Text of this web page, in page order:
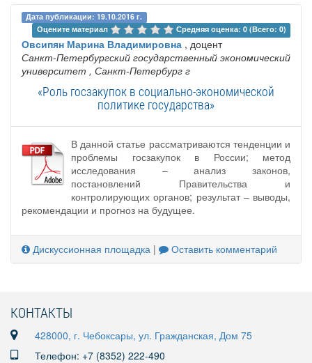
Дата публикации: 19.10.2016 г.
Оцените материал
Средняя оценка: 0 (Всего: 0)
Овсипян Марина Владимировна , доцент
Санкт-Петербургский государственный экономический
университет , Санкт-Петербург г
«Роль госзакупок в социально-экономической
политике государства»
В данной статье рассматриваются тенденции и
проблемы госзакупок в России; метод
исследования – анализ законов,
постановлений Правительства и
контролирующих органов; результат – выводы,
рекомендации и прогноз на будущее.
Дискуссионная площадка | Оставить комментарий
КОНТАКТЫ
428000, г. Чебоксары, ул. Гражданская, Дом 75
Телефон: +7 (8352) 222-490